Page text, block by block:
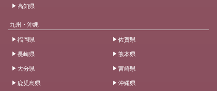
高知県
九州・沖縄
福岡県
佐賀県
長崎県
熊本県
大分県
宮崎県
鹿児島県
沖縄県